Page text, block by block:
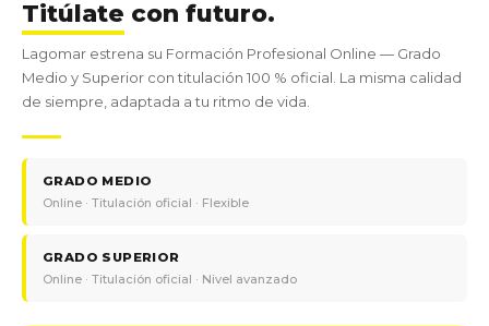
Titúlate con futuro.
Lagomar estrena su Formación Profesional Online — Grado
Medio y Superior con titulación 100 % oficial. La misma calidad
de siempre, adaptada a tu ritmo de vida.
GRADO MEDIO
Online · Titulación oficial · Flexible
GRADO SUPERIOR
Online · Titulación oficial · Nivel avanzado